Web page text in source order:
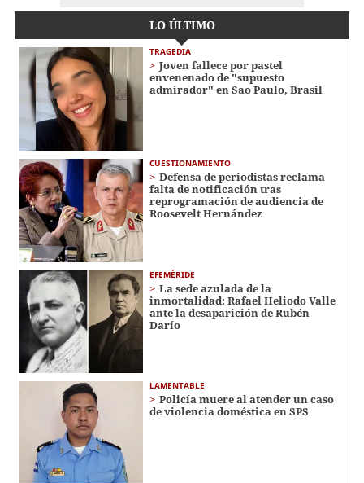
LO ÚLTIMO
TRAGEDIA
Joven fallece por pastel
envenenado de "supuesto
admirador" en Sao Paulo, Brasil
CUESTIONAMIENTO
Defensa de periodistas reclama
falta de notificación tras
reprogramación de audiencia de
Roosevelt Hernández
EFEMÉRIDE
La sede azulada de la
inmortalidad: Rafael Heliodo Valle
ante la desaparición de Rubén
Darío
LAMENTABLE
Policía muere al atender un caso
de violencia doméstica en SPS